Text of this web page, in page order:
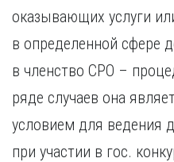
Кемерово
Киров
Краснодар
Курган
Курск
Л
оказывающих услуги
в определенной сфере
в членство СРО –
ряде случаев она
условием для ведения
при участии в гос.